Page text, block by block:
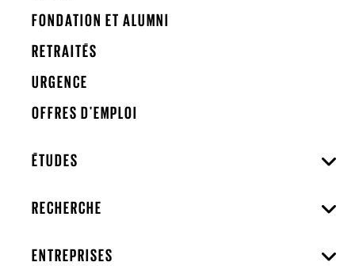
FONDATION ET ALUMNI
RETRAITÉS
URGENCE
OFFRES D'EMPLOI
ÉTUDES
RECHERCHE
ENTREPRISES